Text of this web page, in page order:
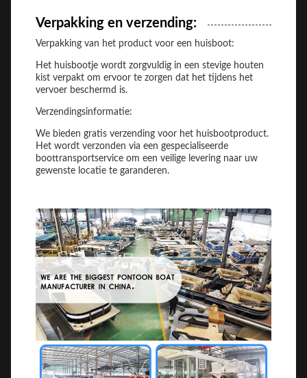
Verpakking en verzending:
Verpakking van het product voor een huisboot:
Het huisbootje wordt zorgvuldig in een stevige houten
kist verpakt om ervoor te zorgen dat het tijdens het
vervoer beschermd is.
Verzendingsinformatie:
We bieden gratis verzending voor het huisbootproduct.
Het wordt verzonden via een gespecialiseerde
boottransportservice om een veilige levering naar uw
gewenste locatie te garanderen.